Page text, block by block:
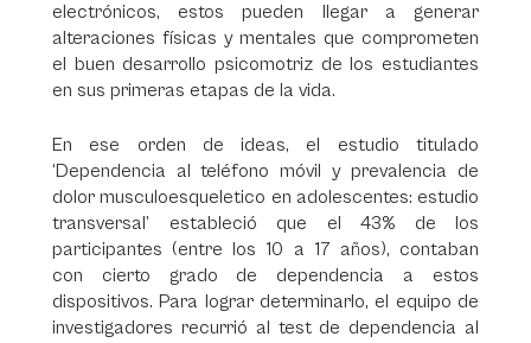
electrónicos, estos pueden llegar a generar
alteraciones físicas y mentales que comprometen
el buen desarrollo psicomotriz de los estudiantes
en sus primeras etapas de la vida.
En ese orden de ideas, el estudio titulado
‘Dependencia al teléfono móvil y prevalencia de
dolor musculoesqueletico en adolescentes: estudio
transversal’ estableció que el 43% de los
participantes (entre los 10 a 17 años), contaban
con cierto grado de dependencia a estos
dispositivos. Para lograr determinarlo, el equipo de
investigadores recurrió al test de dependencia al